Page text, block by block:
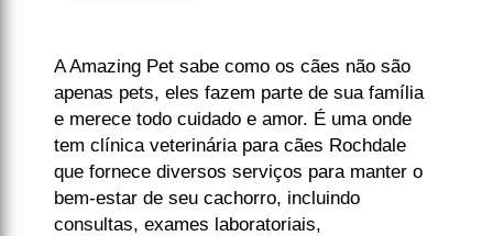
A Amazing Pet sabe como os cães não são
apenas pets, eles fazem parte de sua família
e merece todo cuidado e amor. É uma onde
tem clínica veterinária para cães Rochdale
que fornece diversos serviços para manter o
bem-estar de seu cachorro, incluindo
consultas, exames laboratoriais,